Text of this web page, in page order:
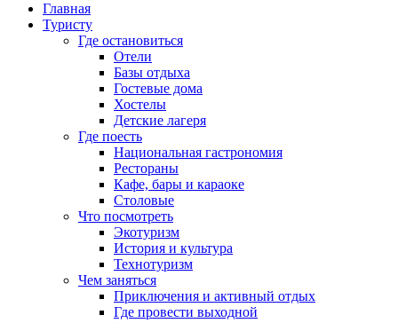
Главная
Туристу
Где остановиться
Отели
Базы отдыха
Гостевые дома
Хостелы
Детские лагеря
Где поесть
Национальная гастрономия
Рестораны
Кафе, бары и караоке
Столовые
Что посмотреть
Экотуризм
История и культура
Технотуризм
Чем заняться
Приключения и активный отдых
Где провести выходной